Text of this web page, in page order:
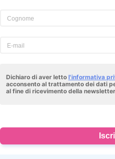
Dichiaro di aver letto l'informativa
acconsento al trattamento dei dati
al fine di ricevimento della